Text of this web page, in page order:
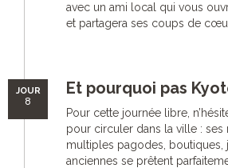
avec un ami local qui vous
et partagera ses coups de
JOUR
8
Et pourquoi pas
Pour cette journée libre,
pour circuler dans la ville : ses
multiples pagodes, boutiques,
anciennes se prêtent